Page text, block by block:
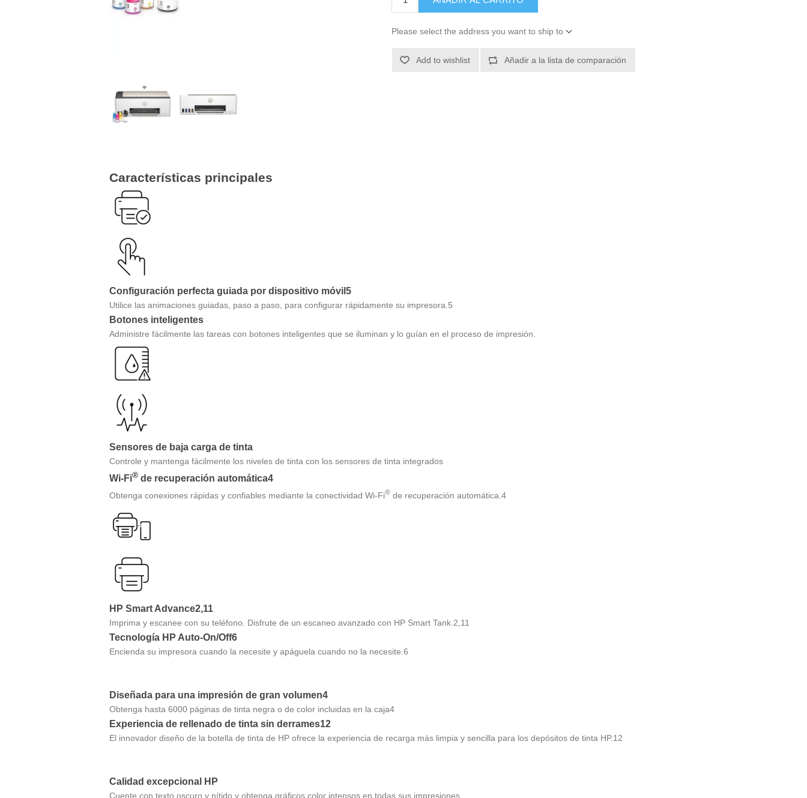
Please select the address you want to ship to
Add to wishlist Añadir a la lista de comparación
Características principales
Configuración perfecta guiada por dispositivo móvil5
Utilice las animaciones guiadas, paso a paso, para configurar rápidamente su impresora.5
Botones inteligentes
Administre fácilmente las tareas con botones inteligentes que se iluminan y lo guían en el proceso de impresión.
Sensores de baja carga de tinta
Controle y mantenga fácilmente los niveles de tinta con los sensores de tinta integrados
Wi-Fi® de recuperación automática4
Obtenga conexiones rápidas y confiables mediante la conectividad Wi-Fi® de recuperación automática.4
HP Smart Advance2,11
Imprima y escanee con su teléfono. Disfrute de un escaneo avanzado con HP Smart Tank.2,11
Tecnología HP Auto-On/Off6
Encienda su impresora cuando la necesite y apáguela cuando no la necesite.6
Diseñada para una impresión de gran volumen4
Obtenga hasta 6000 páginas de tinta negra o de color incluidas en la caja4
Experiencia de rellenado de tinta sin derrames12
El innovador diseño de la botella de tinta de HP ofrece la experiencia de recarga más limpia y sencilla para los depósitos de tinta HP.12
Calidad excepcional HP
Cuente con texto oscuro y nítido y obtenga gráficos color intensos en todas sus impresiones.